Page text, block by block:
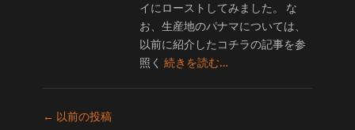
イにローストしてみました。 な
お、生産地のパナマについては、
以前に紹介したコチラの記事を参
照く続きを読む…
投
← 以前の投稿